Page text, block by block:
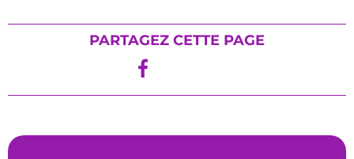
PARTAGEZ CETTE PAGE